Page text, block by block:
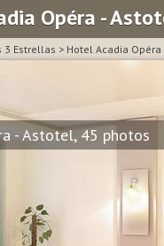
Opéra -
3 Estrellas > Hotel Acadia Opéra
- Astotel, 45 photos